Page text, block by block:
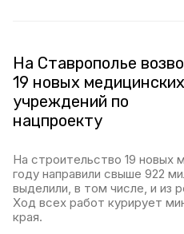
На Ставрополье
19 новых медицинских
учреждений по
нацпроекту
На строительство 19
году направили свыше 922
выделили, в том числе, и из
Ход всех работ курирует
края.